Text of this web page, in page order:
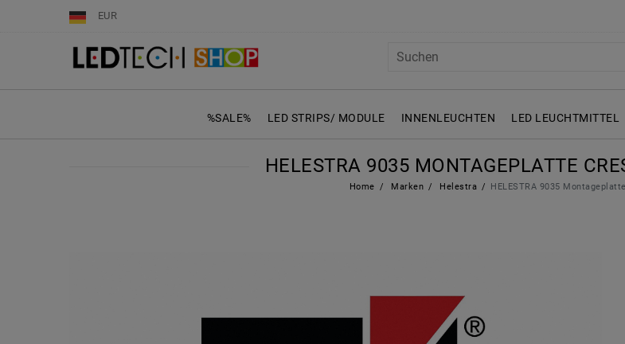
EUR
%SALE% LED STRIPS/ MODULE INNENLEUCHTEN LED LEUCHTMITTEL
HELESTRA 9035 MONTAGEPLATTE
Home Marken Helestra HELESTRA 9035